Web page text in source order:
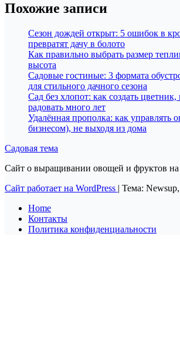
Похожие записи
Сезон дождей открыт: 5 ошибок в
превратят дачу в болото
Как правильно выбрать размер
высота
Садовые гостиные: 3 формата
для стильного дачного сезона
Сад без хлопот: как создать цветник,
радовать много лет
Удалённая прополка: как управлять
бизнесом), не выходя из дома
Садовая тема
Сайт о выращивании овощей и фруктов на
Сайт работает на WordPress | Тема:
Home
Контакты
Политика конфиденциальности